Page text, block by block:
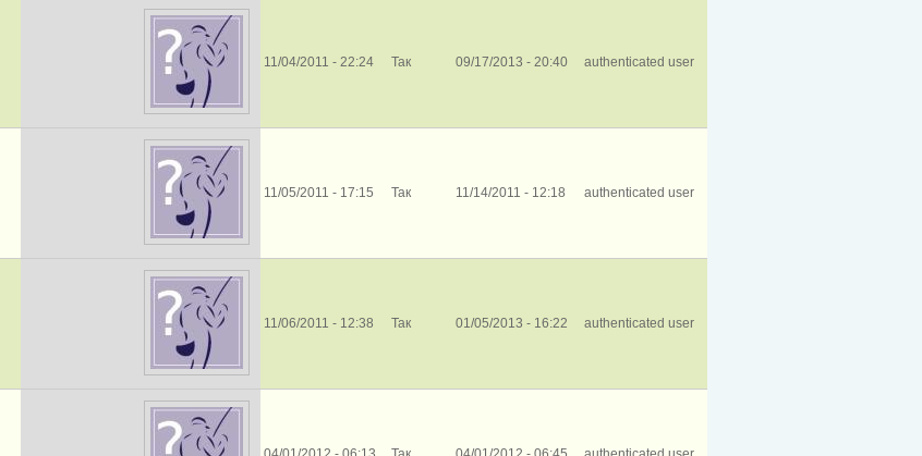
11/04/2011 - 22:24 Так 09/17/2013 - 20:40 authenticated user
11/05/2011 - 17:15 Так 11/14/2011 - 12:18 authenticated user
11/06/2011 - 12:38 Так 01/05/2013 - 16:22 authenticated user